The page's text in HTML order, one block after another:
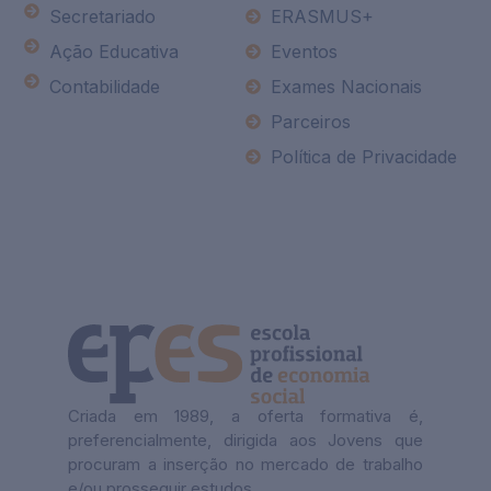
Criada em 1989, a oferta formativa é,
preferencialmente, dirigida aos Jovens que
procuram a inserção no mercado de trabalho
ERASMUS+
Eventos
Exames Nacionais
Parceiros
Política de Privacidade
Secretariado
Ação Educativa
Contabilidade